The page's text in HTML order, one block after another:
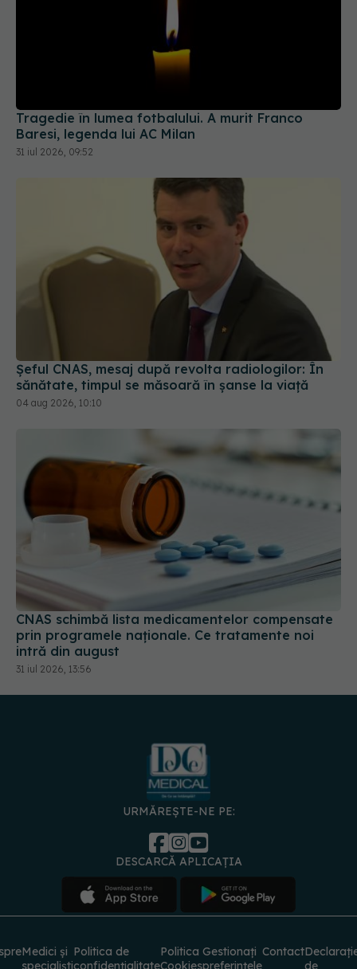
Tragedie în lumea fotbalului. A murit Franco
Baresi, legenda lui AC Milan
31 iul 2026, 09:52
Șeful CNAS, mesaj după revolta radiologilor: În
sănătate, timpul se măsoară în șanse la viață
04 aug 2026, 10:10
CNAS schimbă lista medicamentelor compensate
prin programele naționale. Ce tratamente noi
intră din august
31 iul 2026, 13:56
URMĂREȘTE-NE PE:
DESCARCĂ APLICAȚIA
Medici și
specialiști
Politica de
confidențialitate
Politica
Cookies
Gestionați
preferințele
Contact
de